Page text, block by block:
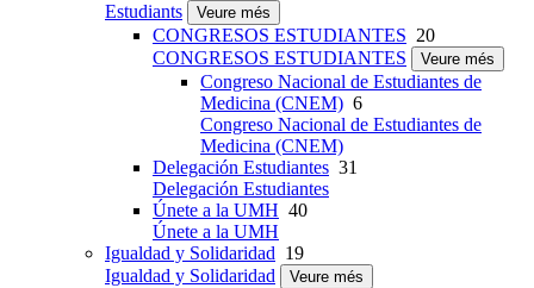
Estudiants
Veure més
CONGRESOS ESTUDIANTES 20
CONGRESOS ESTUDIANTES
Veure més
Congreso Nacional de Estudiantes de
Medicina (CNEM) 6
Congreso Nacional de Estudiantes de
Medicina (CNEM)
Delegación Estudiantes 31
Delegación Estudiantes
Únete a la UMH 40
Únete a la UMH
Igualdad y Solidaridad 19
Igualdad y Solidaridad
Veure més